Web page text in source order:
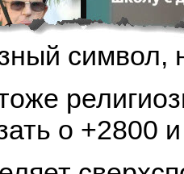
символ,
о +2800